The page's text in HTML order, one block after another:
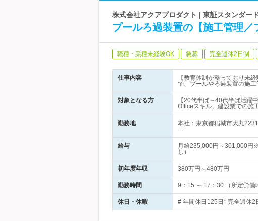
株式会社アクアプロダクト | 東証スタンダー
プールろ過装置の【施工管理／
職種・業種未経験OK 急募 完全週休2日制
仕事内容
【教育体制が整っており未
で、プールやろ過装置の施工
対象となる方
【20代半ば～40代半ば活躍
Officeスキル、建設業での施
勤務地
本社：東京都稲城市大丸
…
給与
月給235,000円～301,000円
し）
初年度年収 380万円～480万円
勤務時間 9：15 ～ 17：30 （所定労
休日・休暇 # 年間休日125日* 完全週休